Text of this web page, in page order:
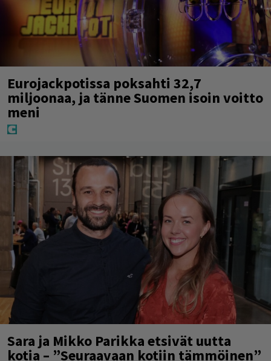
Eurojackpotissa poksahti 32,7
miljoonaa, ja tänne Suomen isoin voitto
meni
Sara ja Mikko Parikka etsivät uutta
kotia – ”Seuraavaan kotiin tämmöinen”